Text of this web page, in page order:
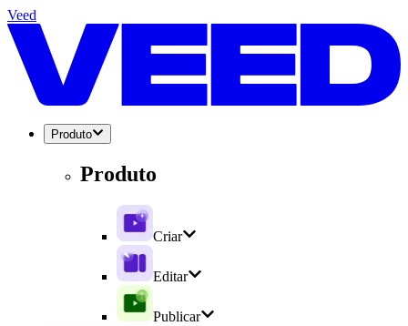
Veed
Produto
Produto
Criar
Editar
Publicar